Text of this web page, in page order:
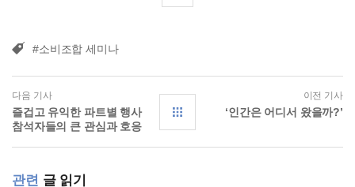
#소비조합 세미나
다음 기사
즐겁고 유익한 파트별 행사
참석자들의 큰 관심과 호응
이전 기사
‘인간은 어디서 왔을까?’
관련 글 읽기